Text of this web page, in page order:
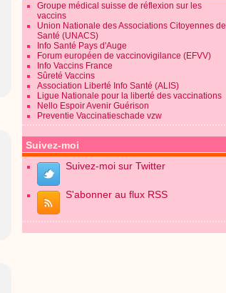
Groupe médical suisse de réflexion sur les
vaccins
Union Nationale des Associations Citoyennes de
Santé (UNACS)
Info Santé Pays d'Auge
Forum européen de vaccinovigilance (EFVV)
Info Vaccins France
Sûreté Vaccins
Association Liberté Info Santé (ALIS)
Ligue Nationale pour la liberté des vaccinations
Nello Espoir Avenir Guérison
Preventie Vaccinatieschade vzw
Suivez-moi
Suivez-moi sur Twitter
S'abonner au flux RSS